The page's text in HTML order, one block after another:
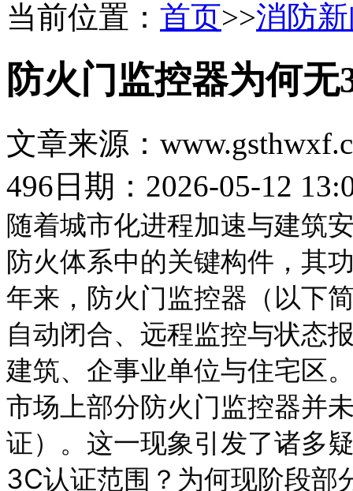
当前位置： 首页>>消防
防火门监控器为何无
文章来源：
496 日期：2026-05-12
随着城市化进程加速与建筑
防火体系中的关键构件，其
年来，防火门监控器（以下
自动闭合、远程监控与状态
建筑、企事业单位与住宅区
市场上部分防火门监控器并
证）。这一现象引发了诸多
3C认证范围？为何现阶段部